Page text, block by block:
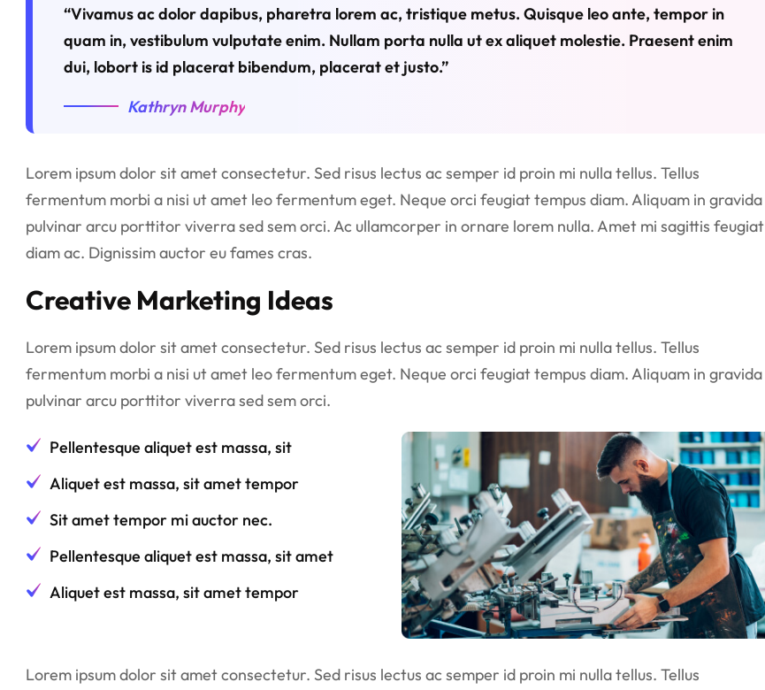
“Vivamus ac dolor dapibus, pharetra lorem ac, tristique metus. Quisque leo ante, tempor in
quam in, vestibulum vulputate enim. Nullam porta nulla ut ex aliquet molestie. Praesent enim
dui, lobort is id placerat bibendum, placerat et justo.”
Kathryn Murphy
Lorem ipsum dolor sit amet consectetur. Sed risus lectus ac semper id proin mi nulla tellus. Tellus
fermentum morbi a nisi ut amet leo fermentum eget. Neque orci feugiat tempus diam. Aliquam in gravida
pulvinar arcu porttitor viverra sed sem orci. Ac ullamcorper in ornare lorem nulla. Amet mi sagittis feugiat
diam ac. Dignissim auctor eu fames cras.
Creative Marketing Ideas
Lorem ipsum dolor sit amet consectetur. Sed risus lectus ac semper id proin mi nulla tellus. Tellus
fermentum morbi a nisi ut amet leo fermentum eget. Neque orci feugiat tempus diam. Aliquam in gravida
pulvinar arcu porttitor viverra sed sem orci.
Pellentesque aliquet est massa, sit
Aliquet est massa, sit amet tempor
Sit amet tempor mi auctor nec.
Pellentesque aliquet est massa, sit amet
Aliquet est massa, sit amet tempor
Lorem ipsum dolor sit amet consectetur. Sed risus lectus ac semper id proin mi nulla tellus. Tellus